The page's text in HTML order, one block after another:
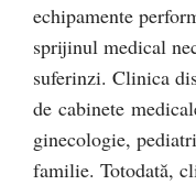
echipamente
sprijinul medical
suferinzi. Clinica
de cabinete
ginecologie,
familie. Totodată,